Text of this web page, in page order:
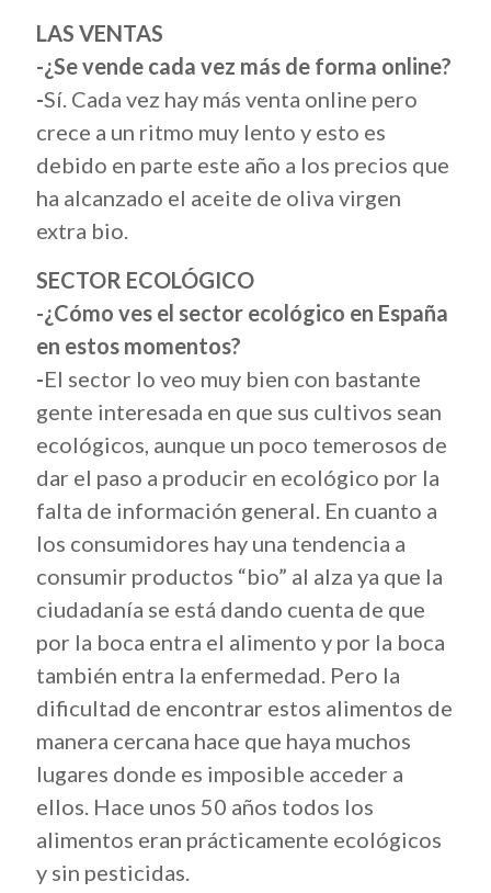
LAS VENTAS
-¿Se vende cada vez más de forma online?
-Sí. Cada vez hay más venta online pero
crece a un ritmo muy lento y esto es
debido en parte este año a los precios que
ha alcanzado el aceite de oliva virgen
extra bio.
SECTOR ECOLÓGICO
-¿Cómo ves el sector ecológico en España
en estos momentos?
-El sector lo veo muy bien con bastante
gente interesada en que sus cultivos sean
ecológicos, aunque un poco temerosos de
dar el paso a producir en ecológico por la
falta de información general. En cuanto a
los consumidores hay una tendencia a
consumir productos “bio” al alza ya que la
ciudadanía se está dando cuenta de que
por la boca entra el alimento y por la boca
también entra la enfermedad. Pero la
dificultad de encontrar estos alimentos de
manera cercana hace que haya muchos
lugares donde es imposible acceder a
ellos. Hace unos 50 años todos los
alimentos eran prácticamente ecológicos
y sin pesticidas.